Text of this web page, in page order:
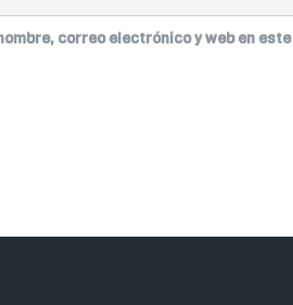
correo electrónico y web en